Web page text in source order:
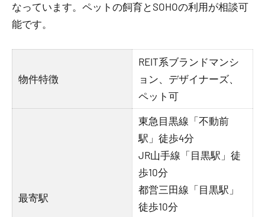
なっています。ペットの飼育とSOHOの利用が相談可
能です。
物件特徴
REIT系ブランドマンシ
ョン、デザイナーズ、
ペット可
最寄駅
東急目黒線「不動前
駅」徒歩4分
JR山手線「目黒駅」徒
歩10分
都営三田線「目黒駅」
徒歩10分